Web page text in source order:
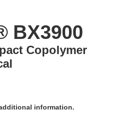
BX3900
Copolymer
information.